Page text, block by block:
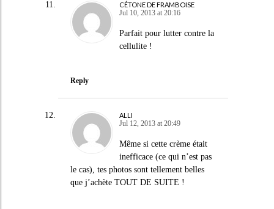
CÉTONE DE FRAMBOISE
Jul 10, 2013 at 20:16
Parfait pour lutter contre la
cellulite !
Reply
ALLI
Jul 12, 2013 at 20:49
Même si cette crème était
inefficace (ce qui n’est pas
le cas), tes photos sont tellement belles
que j’achète TOUT DE SUITE !